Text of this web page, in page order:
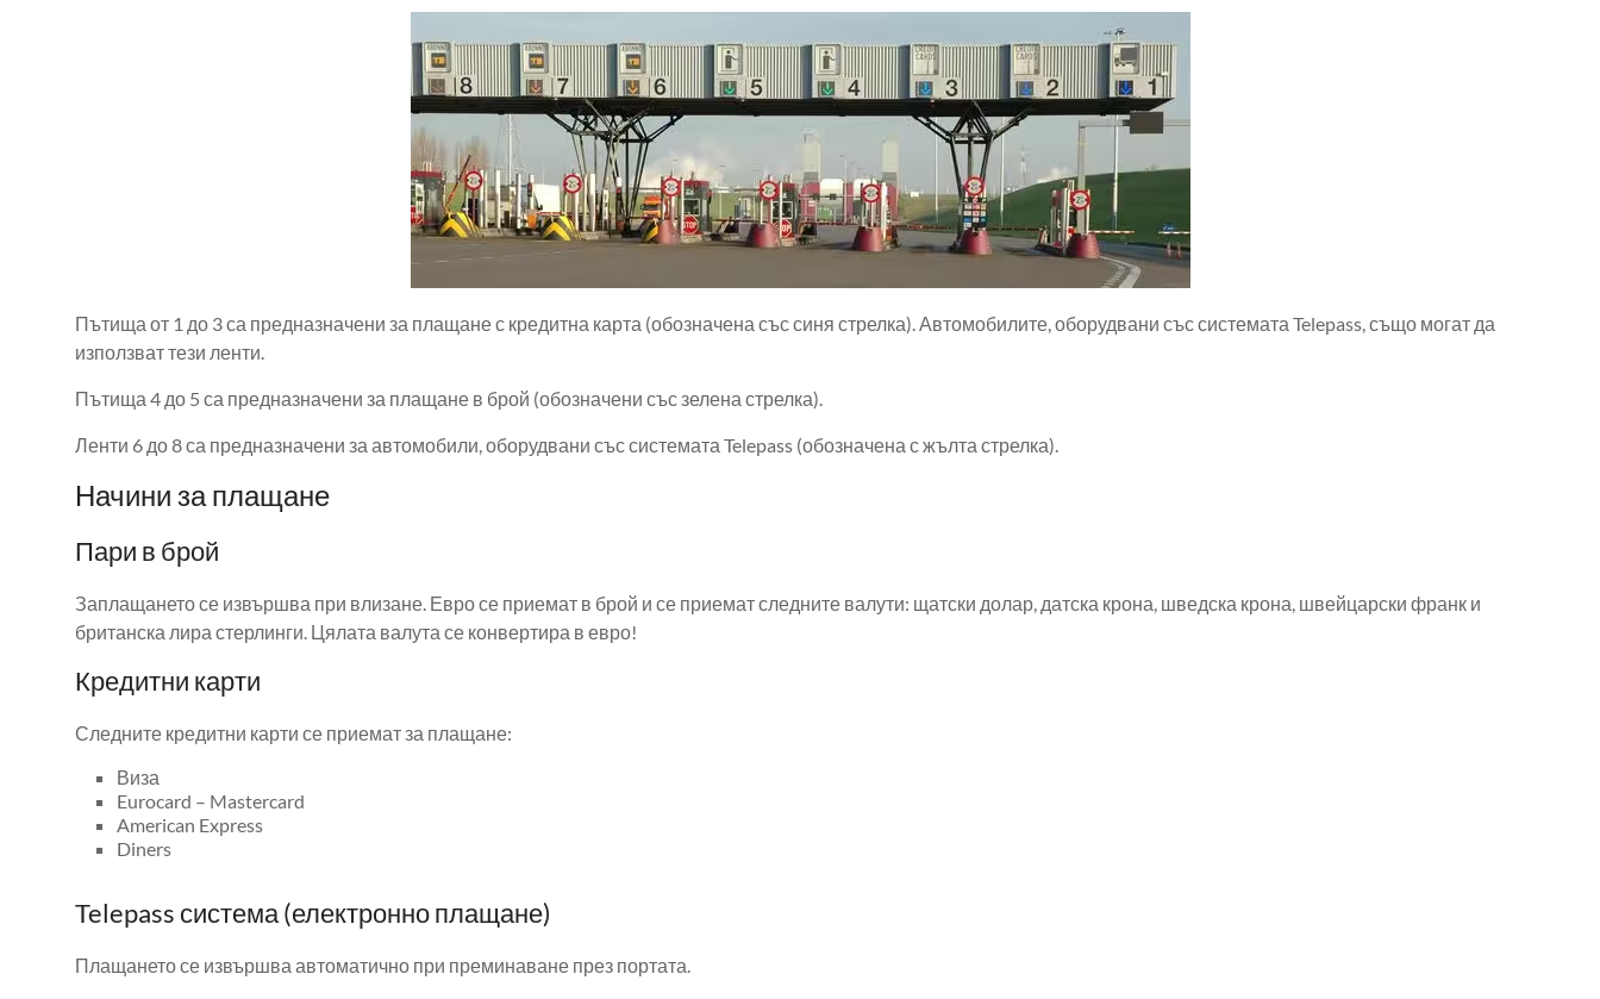
Пътища от 1 до 3 са предназначени за плащане с кредитна карта (обозначена със синя стрелка). Автомобилите, оборудвани със системата Telepass, също могат да
използват тези ленти.
Пътища 4 до 5 са ​​предназначени за плащане в брой (обозначени със зелена стрелка).
Ленти 6 до 8 са предназначени за автомобили, оборудвани със системата Telepass (обозначена с жълта стрелка).
Начини за плащане
Пари в брой
Заплащането се извършва при влизане. Евро се приемат в брой и се приемат следните валути: щатски долар, датска крона, шведска крона, швейцарски франк и
британска лира стерлинги. Цялата валута се конвертира в евро!
Кредитни карти
Следните кредитни карти се приемат за плащане:
Виза
Eurocard – Mastercard
American Express
Diners
Telepass система (електронно плащане)
Плащането се извършва автоматично при преминаване през портата.